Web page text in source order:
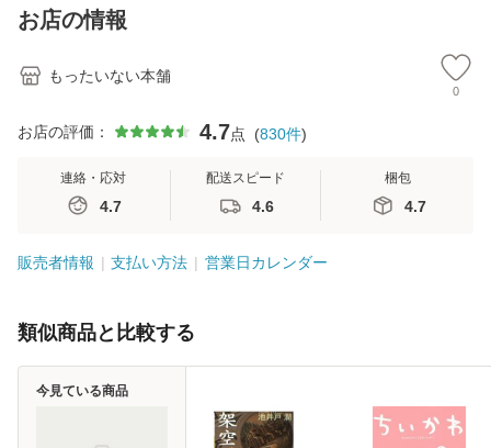
恵 藤本幸三 / 南江
堂 [単行
お店の情報
もったいない本舗
0
お店の評価： 4.7点 (830件)
連絡・応対
4.7
配送スピード
4.6
梱包
4.7
販売者情報 支払い方法 営業日カレンダー
類似商品と比較する
今見ている商品